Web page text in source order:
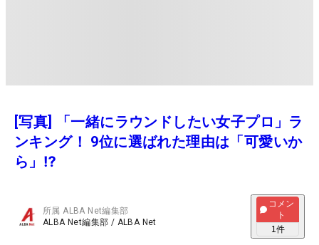
[写真] 「一緒にラウンドしたい女子プロ」ラ
ンキング！ 9位に選ばれた理由は「可愛いか
ら」⁉
所属ALBA Net編集部
ALBA Net編集部 / ALBA Net
コメン
ト
1件